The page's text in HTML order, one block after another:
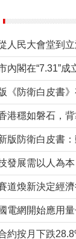
道煥新決定經
約按月下跌